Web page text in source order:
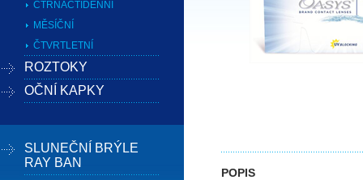
POPIS
ČTRNÁCTIDENNÍ
MĚSÍČNÍ
ČTVRTLETNÍ
ROZTOKY
OČNÍ KAPKY
SLUNEČNÍ BRÝLE
RAY BAN